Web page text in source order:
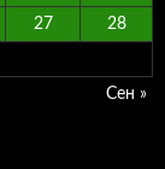
27 28
Сен »